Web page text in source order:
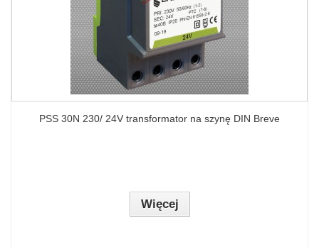
PSS 30N 230/ 24V transformator na szynę DIN Breve
Więcej